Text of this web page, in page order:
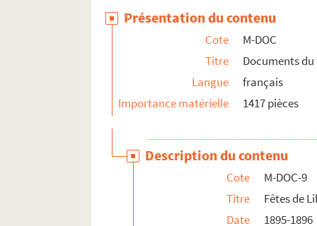
Présentation du contenu
Cote
M-DOC
Titre
Documents
Langue
français
Importance matérielle
1417 pièces
Description du contenu
Cote
M-DOC-9
Titre
Fêtes de
Date
1895-1896